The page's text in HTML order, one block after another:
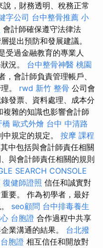
，財務透明、稅務正常
字公司 台中整骨推薦 小
會計師確保遵守法律法
提出預防和發展建議。
受過金融教育的專業人
況。 台中整骨神醫 桃園
，會計師負責管理帳戶、
。 rwd 新竹 整骨 公司會
發票、資料處理、成本分
雜的知識也影響會計師
橋 歐式外燴 台中 中清路
規定的規定。 按摩 課程
其中包括與會計師責任相關
與會計師責任相關的規則
SEARCH CONSOLE
復健師證照 信任和誠實對
要。 作為初學者，最好
seo顧問 台中排毒養生
台胞證 合作過程中共享
業溝通的結果。 台北撥
台胞證 相互信任和開放對